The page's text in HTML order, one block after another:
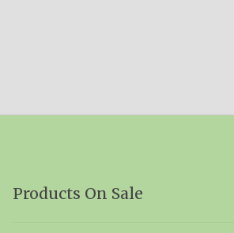
Products On Sale